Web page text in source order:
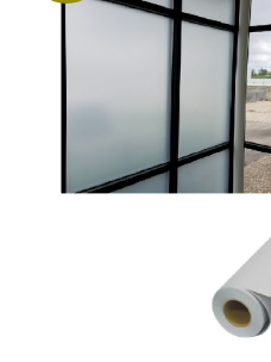
Utilidades para el hogar